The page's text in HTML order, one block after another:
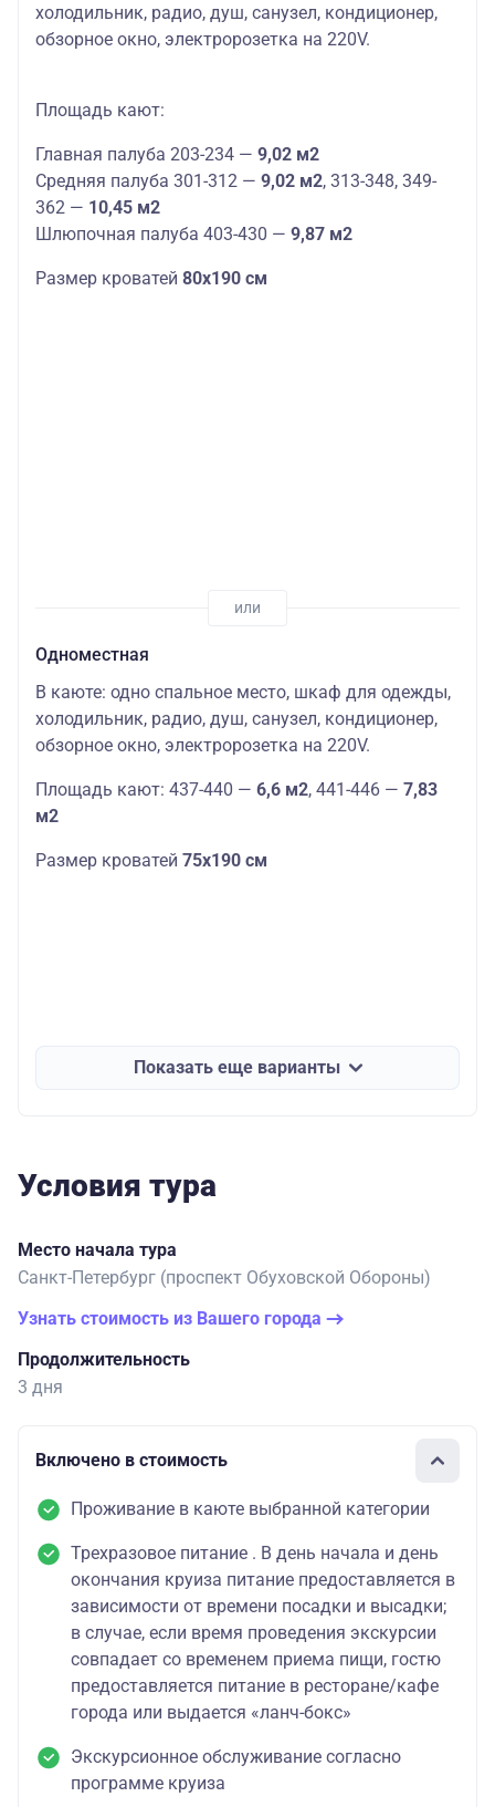
холодильник, радио, душ, санузел, кондиционер,
обзорное окно, электророзетка на 220V.
Площадь кают:
Главная палуба 203-234 — 9,02 м2
Средняя палуба 301-312 — 9,02 м2, 313-348, 349-
362 — 10,45 м2
Шлюпочная палуба 403-430 — 9,87 м2
Размер кроватей 80х190 см
Одноместная
В каюте: одно спальное место, шкаф для одежды,
холодильник, радио, душ, санузел, кондиционер,
обзорное окно, электророзетка на 220V.
Площадь кают: 437-440 — 6,6 м2, 441-446 — 7,83
м2
Размер кроватей 75х190 см
Показать еще варианты
Условия тура
Место начала тура
Санкт-Петербург (проспект Обуховской Обороны)
Узнать стоимость из Вашего города
Продолжительность
3 дня
Включено в стоимость
Проживание в каюте выбранной категории
Трехразовое питание . В день начала и день
окончания круиза питание предоставляется в
зависимости от времени посадки и высадки;
в случае, если время проведения экскурсии
совпадает со временем приема пищи, гостю
предоставляется питание в ресторане/кафе
города или выдается «ланч-бокс»
Экскурсионное обслуживание согласно
программе круиза